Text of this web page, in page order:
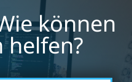
können